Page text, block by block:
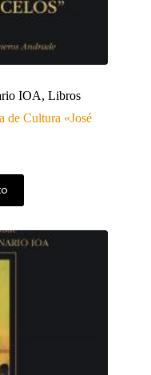
IOA,Libros
Cultura «José